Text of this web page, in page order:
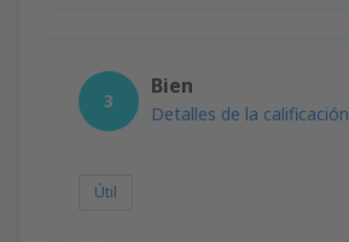
3
Bien
Detalles de la calificación
Útil